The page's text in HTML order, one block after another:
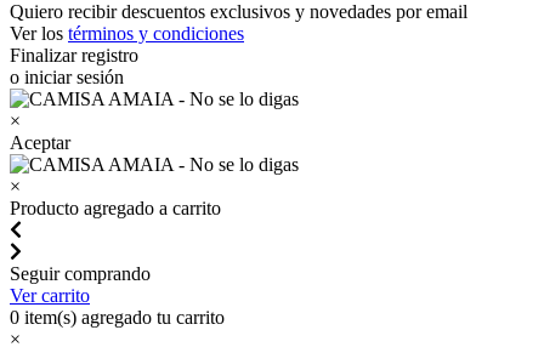
Quiero recibir descuentos exclusivos y novedades por email
Ver los términos y condiciones
Finalizar registro
o iniciar sesión
×
Aceptar
×
Producto agregado a carrito
Seguir comprando
Ver carrito
0 item(s) agregado tu carrito
×